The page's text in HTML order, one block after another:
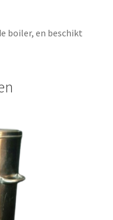
boiler, en beschikt